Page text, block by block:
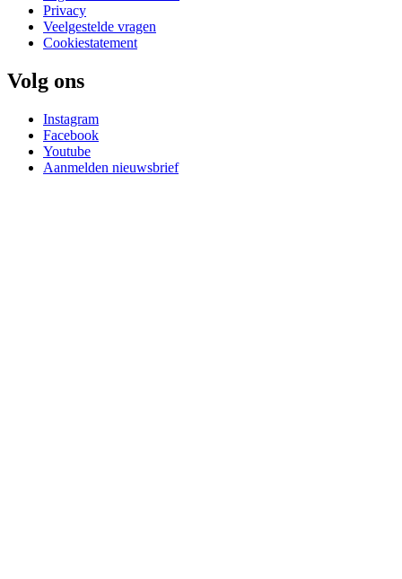
Privacy
Veelgestelde vragen
Cookiestatement
Volg ons
Instagram
Facebook
Youtube
Aanmelden nieuwsbrief